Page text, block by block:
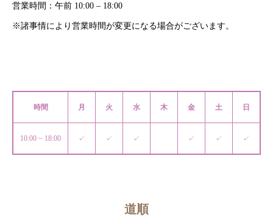
営業時間：午前 10:00 – 18:00
※諸事情により営業時間が変更になる場合がございます。
時間 月 火 水 木 金 土 日
10:00 ~ 18:00 ✓ ✓ ✓ ✓ ✓ ✓
道順